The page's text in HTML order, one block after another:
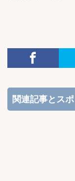
関連記事とス